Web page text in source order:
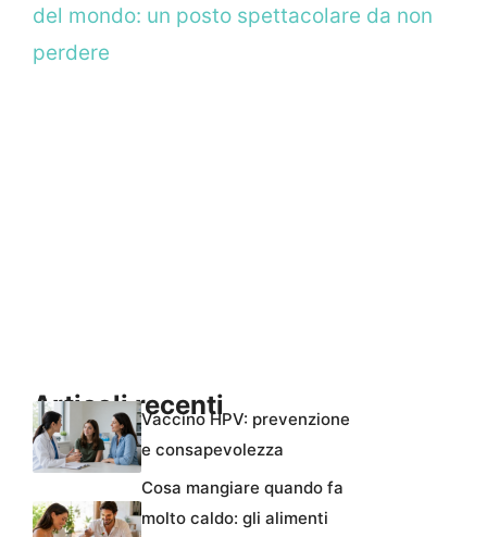
del mondo: un posto spettacolare da non
perdere
Articoli recentiVaccino HPV: prevenzione
e consapevolezza
Cosa mangiare quando fa
molto caldo: gli alimenti